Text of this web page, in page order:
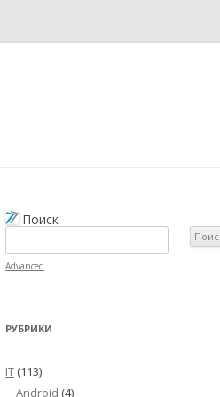
Поиск
Advanced
РУБРИКИ
IT (113)
Android (4)